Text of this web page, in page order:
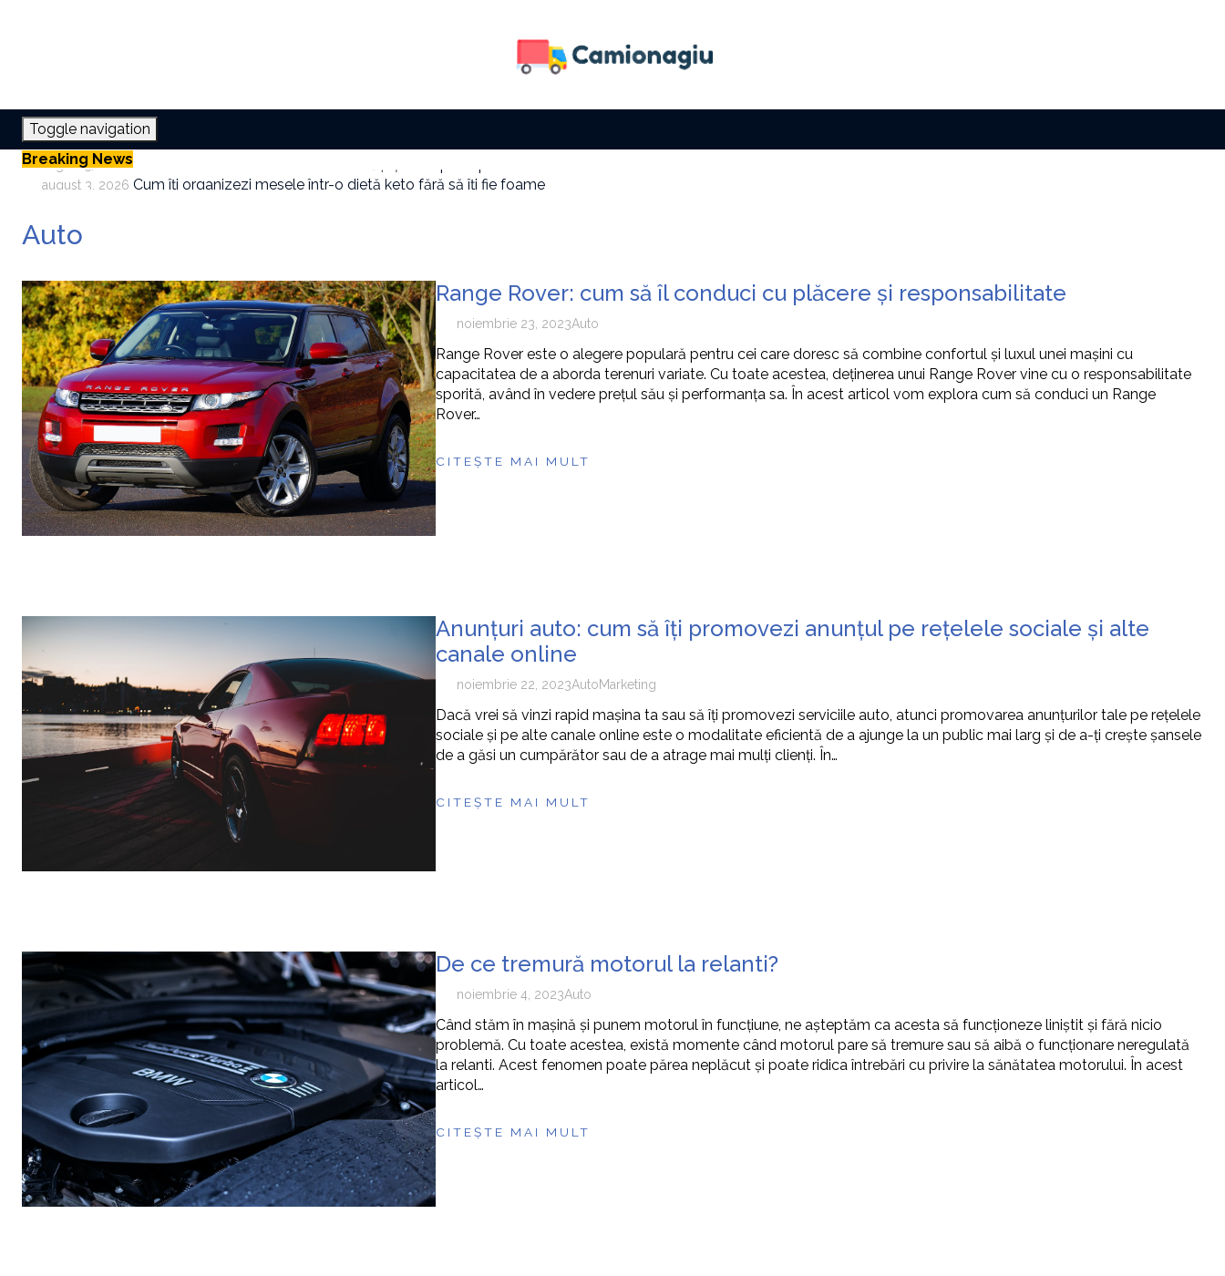
Toggle navigation
Breaking News
august 3, 2026 Cum îți organizezi mesele într-o dietă keto fără să îți fie foame
iulie 23, 2026
august 5, 2026 Cele mai frecvente cauze ale anxietății și cum pot fi prevenite
Auto
Range Rover: cum să îl conduci cu plăcere și responsabilitate
noiembrie 23, 2023Auto
Range Rover este o alegere populară pentru cei care doresc să combine confortul și luxul unei mașini cu
capacitatea de a aborda terenuri variate. Cu toate acestea, deținerea unui Range Rover vine cu o responsabilitate
sporită, având în vedere prețul său și performanța sa. În acest articol vom explora cum să conduci un Range
Rover…
CITEȘTE MAI MULT
Anunțuri auto: cum să îți promovezi anunțul pe rețelele sociale și alte
canale online
noiembrie 22, 2023AutoMarketing
Dacă vrei să vinzi rapid mașina ta sau să îți promovezi serviciile auto, atunci promovarea anunțurilor tale pe rețelele
sociale și pe alte canale online este o modalitate eficientă de a ajunge la un public mai larg și de a-ți crește șansele
de a găsi un cumpărător sau de a atrage mai mulți clienți. În…
CITEȘTE MAI MULT
De ce tremură motorul la relanti?
noiembrie 4, 2023Auto
Când stăm în mașină și punem motorul în funcțiune, ne așteptăm ca acesta să funcționeze liniștit și fără nicio
problemă. Cu toate acestea, există momente când motorul pare să tremure sau să aibă o funcționare neregulată
la relanti. Acest fenomen poate părea neplăcut și poate ridica întrebări cu privire la sănătatea motorului. În acest
articol…
CITEȘTE MAI MULT